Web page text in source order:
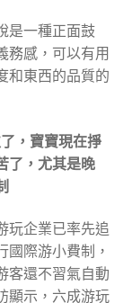
是一種正面鼓
務感，可以有用
和東西的品質的
，寶寶現在掙
了，尤其是晚
玩企業已率先追
國際游小費制，
客還不習氣自動
顯示，六成游玩